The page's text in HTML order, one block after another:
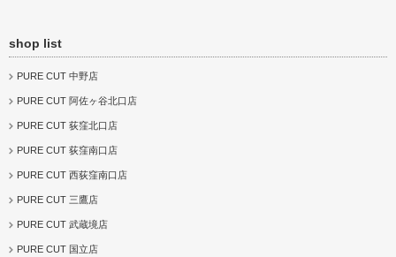
shop list
PURE CUT 中野店
PURE CUT 阿佐ヶ谷北口店
PURE CUT 荻窪北口店
PURE CUT 荻窪南口店
PURE CUT 西荻窪南口店
PURE CUT 三鷹店
PURE CUT 武蔵境店
PURE CUT 国立店